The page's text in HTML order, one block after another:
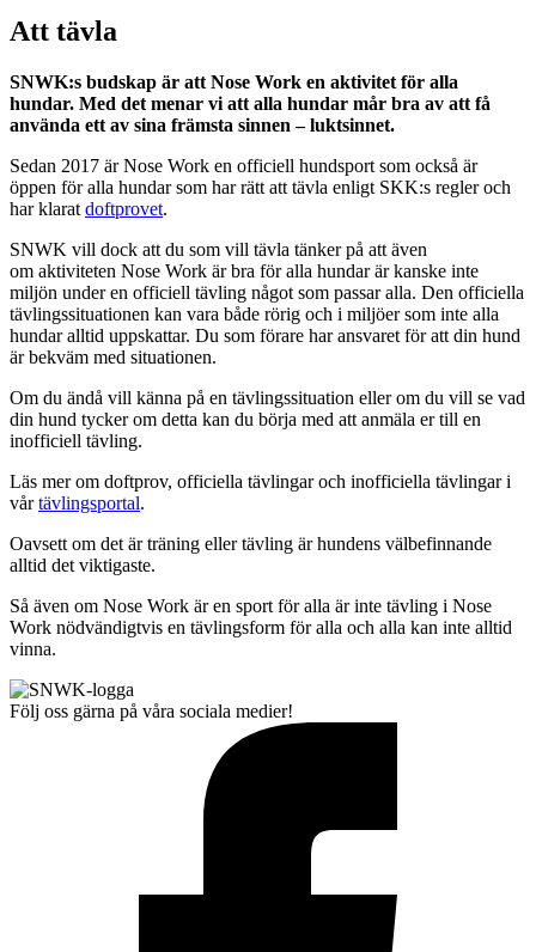
Att tävla
SNWK:s budskap är att Nose Work en aktivitet för alla
hundar. Med det menar vi att alla hundar mår bra av att få
använda ett av sina främsta sinnen – luktsinnet.
Sedan 2017 är Nose Work en officiell hundsport som också är
öppen för alla hundar som har rätt att tävla enligt SKK:s regler och
har klarat doftprovet.
SNWK vill dock att du som vill tävla tänker på att även
om aktiviteten Nose Work är bra för alla hundar är kanske inte
miljön under en officiell tävling något som passar alla. Den officiella
tävlingssituationen kan vara både rörig och i miljöer som inte alla
hundar alltid uppskattar. Du som förare har ansvaret för att din hund
är bekväm med situationen.
Om du ändå vill känna på en tävlingssituation eller om du vill se vad
din hund tycker om detta kan du börja med att anmäla er till en
inofficiell tävling.
Läs mer om doftprov, officiella tävlingar och inofficiella tävlingar i
vårtävlingsportal.
Oavsett om det är träning eller tävling är hundens välbefinnande
alltid det viktigaste.
Så även om Nose Work är en sport för alla är inte tävling i Nose
Work nödvändigtvis en tävlingsform för alla och alla kan inte alltid
vinna.
Följ oss gärna på våra sociala medier!